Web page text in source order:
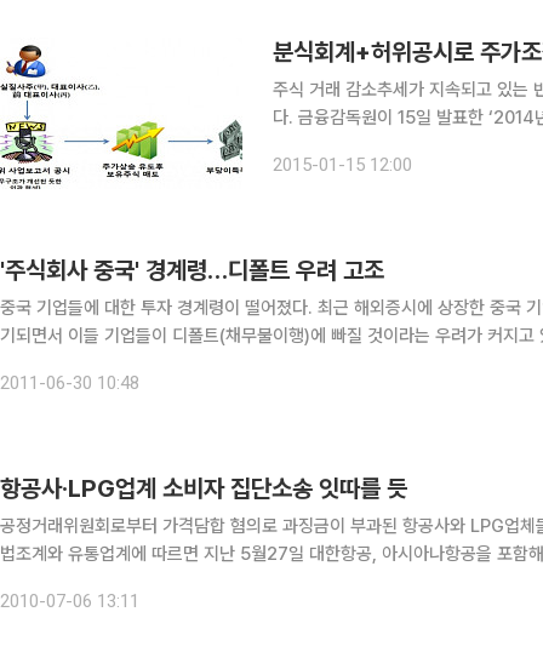
분식회계+허위공시로 주가
주식 거래 감소추세가 지속되고 있는
다. 금융감독원이 15일 발표한 ‘2014년 자본시장 불공정거래 조사현황’에 따르면 일정기간 내 다수
2015-01-15 12:00
'주식회사 중국' 경계령…디폴트 우려 고조
중국 기업들에 대한 투자 경계령이 떨어졌다. 최근 해외증시에 상장한 중국 기업들의 분식회계와 허위 공시 등 사기와 부정행위 의혹이 제
기되면서 이들 기업들이 디폴트(채무불이행)에 빠질 것이라는 우려가 커지
2011-06-30 10:48
항공사·LPG업계 소비자 집단소송 잇따를 듯
공정거래위원회로부터 가격담합 혐의로 과징금이 부과된 항공사와 LPG업체
법조계와 유통업계에 따르면 지난 5월27일 대한항공, 아시아나항공을 포함
2010-07-06 13:11